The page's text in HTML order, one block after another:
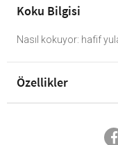
Koku Bilgisi
Nasıl kokuyor: hafif
Özellikler